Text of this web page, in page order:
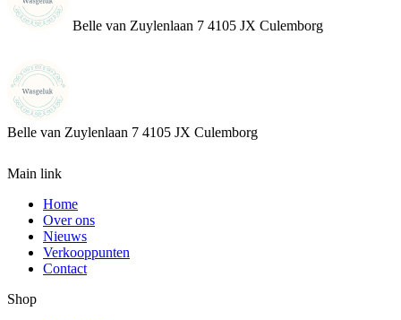
Belle van Zuylenlaan 7 4105 JX Culemborg
Belle van Zuylenlaan 7 4105 JX Culemborg
Main link
Home
Over ons
Nieuws
Verkooppunten
Contact
Shop